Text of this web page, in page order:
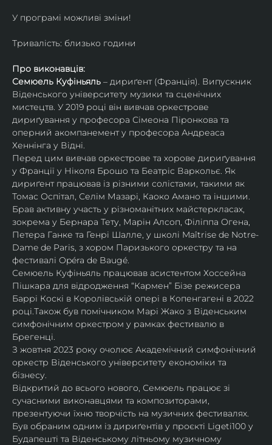
У програмі можливі зміни!
Тривалість: близько години
Про виконавців:
Семюель Куфіньяль – дириґент (Франція). Випускник
Віденського університету музики та сценічних
мистецтв. У 2019 році він вивчав оркестрове
дириґування у професора Сімеона Піронкова та
оперний акомпанемент у професора Андреаса
Хеннінга у Відні.
Перед цим вивчав оркестрове та хорове дириґування
у Франції у Ніколя Брошо та Беатріс Варкольє. Як
дириґент працював із різними солістами, такими як
Томас Оспітал, Селім Мазарі, Каоко Амано та іншими.
Брав активну участь у різноманітних майстеркласах,
зокрема у Бернара Тету, Марін Алсоп, Філіппа Огена,
Петера Ганке та Генрі Шалле, у школі Maîtrise de Notre-
Dame de Paris, з хором Паризького оркестру та на
фестивалі Opéra de Baugé.
Семюель Куфіньяль працював асистентом Хоссейна
Пішкара для відродження “Кармен” Бізе режисера
Баррі Коскі в Королівській опері в Копенгагені в 2022
році.Також був помічником Марі Жако з Віденським
симфонічним оркестром у рамках фестивалю в
Брегенці.
З жовтня 2023 року очолює Академічний симфонічний
оркестр Віденського університету економіки та
бізнесу.
Відкритий до всього нового, Семюель працює зі
сучасними виконавцями та композиторами,
презентуючи їхню творчість на музичних фестивалях.
Був обраним одним із дириґентів у проєкті Ligeti100 у
Будапешті та Віденському літньому музичному